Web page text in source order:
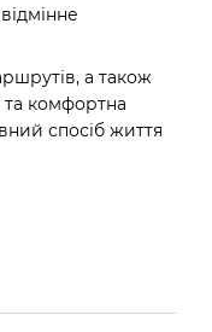
а також
та комфортна
спосіб життя